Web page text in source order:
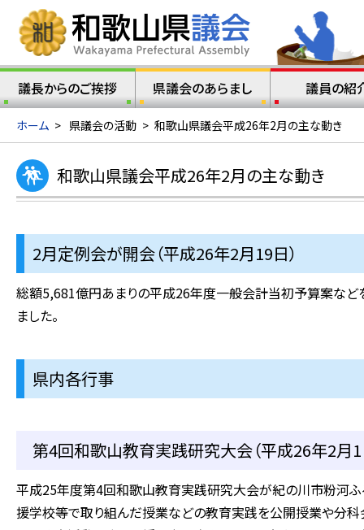
議長からのご挨拶 県議会のあらまし 議員の紹
ホーム > 県議会の活動 > 和歌山県議会平成26年2月の主な動き
和歌山県議会平成26年2月の主な動き
2月定例会が開会（平成26年2月19日）
総額5,681億円あまりの平成26年度一般会計当初予算案な
ました。
県内各行事
第4回和歌山教育実践研究大会（平成26年2月1
平成25年度第4回和歌山教育実践研究大会が紀の川市粉河ふ
援学校等で取り組んだ授業などの教育実践を公開授業や分科